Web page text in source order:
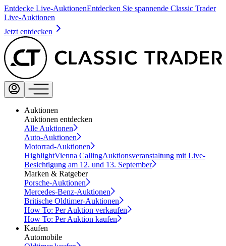
Entdecke Live-AuktionenEntdecken Sie spannende Classic Trader
Live-Auktionen
Jetzt entdecken
Auktionen
Auktionen entdecken
Alle Auktionen
Auto-Auktionen
Motorrad-Auktionen
HighlightVienna CallingAuktionsveranstaltung mit Live-
Besichtigung am 12. und 13. September
Marken & Ratgeber
Porsche-Auktionen
Mercedes-Benz-Auktionen
Britische Oldtimer-Auktionen
How To: Per Auktion verkaufen
How To: Per Auktion kaufen
Kaufen
Automobile